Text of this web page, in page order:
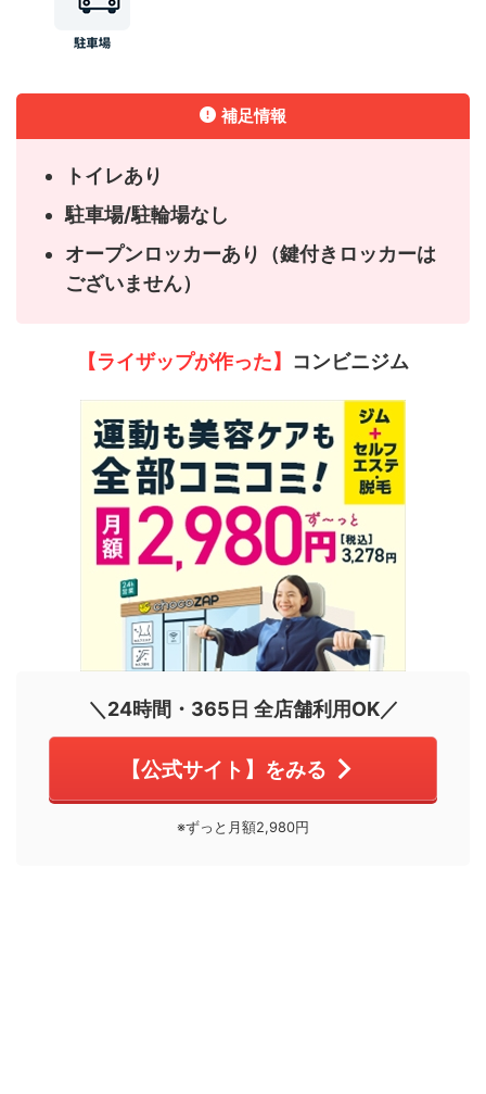
補足情報
トイレあり
駐車場/駐輪場なし
オープンロッカーあり（鍵付きロッカーは
ございません）
【ライザップが作った】 コンビニジム
＼24時間・365日 全店舗利用OK／
【公式サイト】をみる
※ずっと月額2,980円